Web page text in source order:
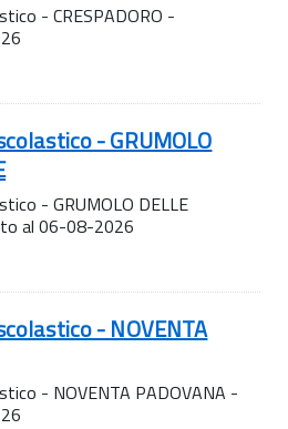
- CRESPADORO -
- GRUMOLO
- GRUMOLO DELLE
al 06-08-2026
- NOVENTA
- NOVENTA PADOVANA -